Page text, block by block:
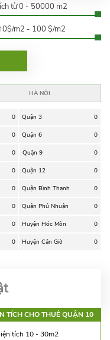
từ 0 - 50000 m2
0$/m2 - 100 $/m2
HÀ NỘI
0 Quận 3 0
0 Quận 6 0
0 Quận 9 0
0 Quận 12 0
0 Quận Bình Thạnh 0
0 Quận Phú Nhuận 0
0 Huyện Hóc Môn 0
0 Huyện Cần Giờ 0
DIỆN TÍCH CHO THUÊ QUẬN 10
tích 10 - 30m2